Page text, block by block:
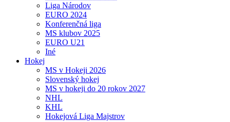
Liga Národov
EURO 2024
Konferenčná liga
MS klubov 2025
EURO U21
Iné
Hokej
MS v Hokeji 2026
Slovenský hokej
MS v hokeji do 20 rokov 2027
NHL
KHL
Hokejová Liga Majstrov